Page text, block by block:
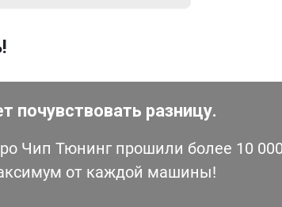
разницу.
Чип Тюнинг прошили более 10
от каждой машины!